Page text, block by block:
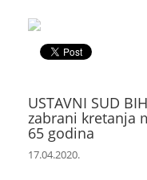
USTAVNI SUD
zabrani kretanja
65 godina
17.04.2020.